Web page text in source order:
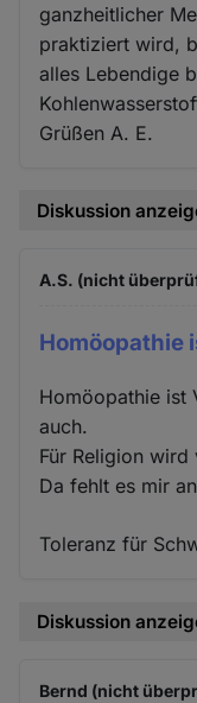
ganzheitlicher
praktiziert wird,
alles Lebendige
Grüßen A. E.
Diskussion
A.S. (nicht
Homöopathie
Homöopathie ist
auch.
Für Religion
Da fehlt es mir
Toleranz für
Diskussion
Bernd (nicht